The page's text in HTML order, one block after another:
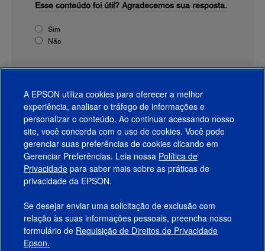
Esse conteúdo foi útil? Agradecemos sua resposta.
Sim
Não
Produtos
Suporte
Links Sugeridos
Empresa
A EPSON utiliza cookies para oferecer a melhor
experiência, analisar o tráfego de informações e
personalizar o conteúdo. Ao continuar acessando nosso
site, você concorda com o uso de cookies. Você pode
gerenciar suas preferências de cookies clicando em
Gerenciar Preferências. Leia nossa Política de
Privacidade para saber mais sobre as práticas de
privacidade da EPSON.
Se desejar enviar uma solicitação de exclusão com
relação às suas informações pessoais, preencha nosso
formulário de Requisição de Direitos de Privacidade
Epson.